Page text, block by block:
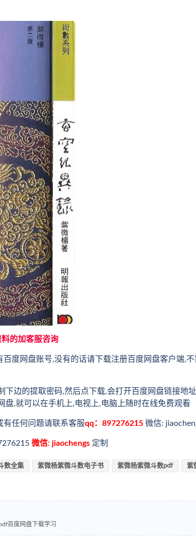
的加客服咨询
百度网盘账号,没有的话请下载注册百度网盘客户端,
下边的提取密码,然后点下载,会打开百度网盘链接地
盘,就可以在手机上,电视上,电脑上随时在线免费观看
有任何问题请联系客服qq：897276215 微信:
微信: jiaochengs 定制
数全集 紫微杨紫微斗数电子书 紫微杨紫微斗数pdf 紫
百度网盘下载学习